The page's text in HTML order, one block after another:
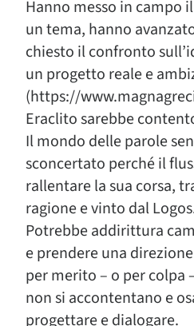
Hanno messo in campo
un tema, hanno
chiesto il confronto
un progetto reale e
(https://
Eraclito sarebbe
Il mondo delle parole
sconcertato perché il
rallentare la sua corsa,
ragione e vinto dal
Potrebbe addirittura
e prendere una
per merito – o per colpa
non si accontentano e
progettare e dialogare.